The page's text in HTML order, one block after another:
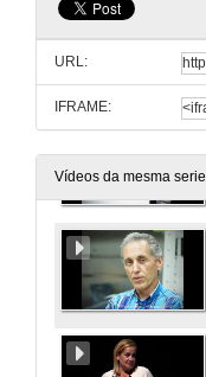
URL:
IFRAME:
Vídeos da mesma serie